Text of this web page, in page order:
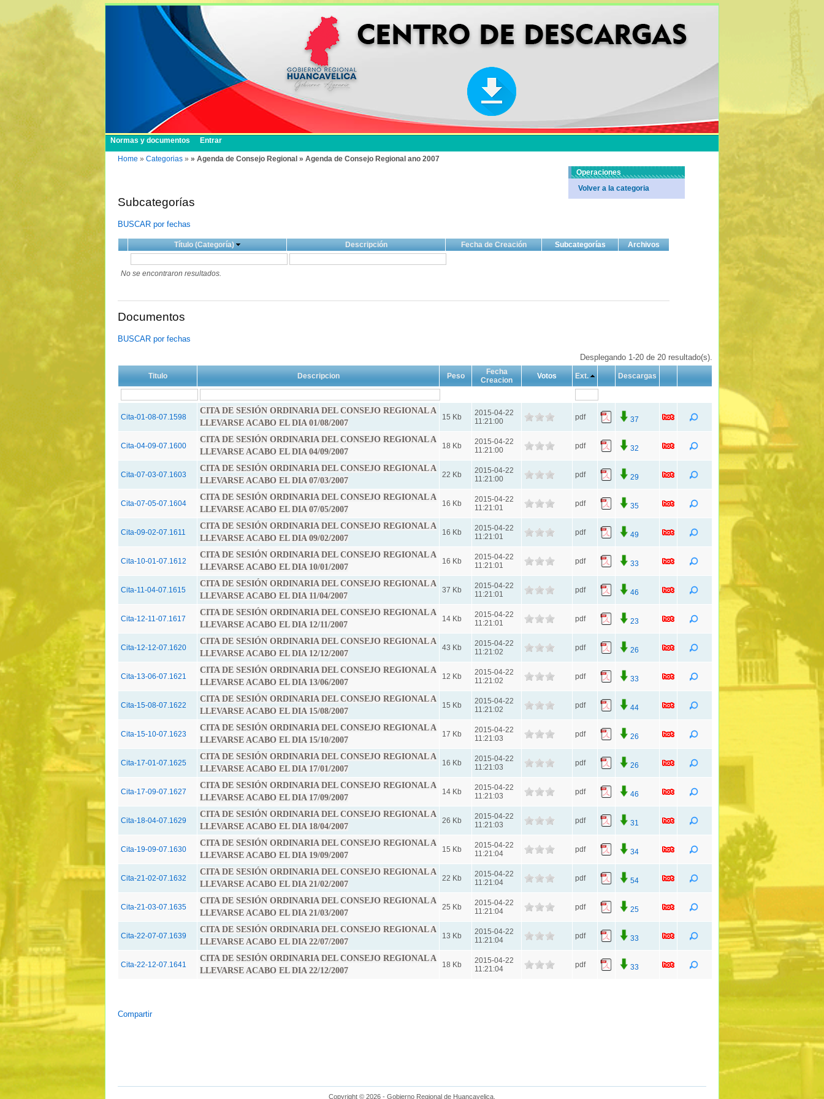
Normas y documentos Entrar
Home » Categorias » » Agenda de Consejo Regional » Agenda de Consejo Regional ano 2007
Subcategorías
BUSCAR por fechas
Título (Categoría) Descripción Fecha de Creación Subcategorías Archivos
No se encontraron resultados.
Documentos
BUSCAR por fechas
Desplegando 1-20 de 20 resultado(s).
Titulo Descripcion Peso
Fecha
Creacion
Votos Ext. Descargas
Cita-01-08-07.1598
CITA DE SESIÓN ORDINARIA DEL CONSEJO REGIONAL A
LLEVARSE ACABO EL DIA 01/08/2007
15 Kb
2015-04-22
11:21:00
pdf 37
Cita-04-09-07.1600
CITA DE SESIÓN ORDINARIA DEL CONSEJO REGIONAL A
LLEVARSE ACABO EL DIA 04/09/2007
18 Kb
2015-04-22
11:21:00
pdf 32
Cita-07-03-07.1603
CITA DE SESIÓN ORDINARIA DEL CONSEJO REGIONAL A
LLEVARSE ACABO EL DIA 07/03/2007
22 Kb
2015-04-22
11:21:00
pdf 29
Cita-07-05-07.1604
CITA DE SESIÓN ORDINARIA DEL CONSEJO REGIONAL A
LLEVARSE ACABO EL DIA 07/05/2007
16 Kb
2015-04-22
11:21:01
pdf 35
Cita-09-02-07.1611
CITA DE SESIÓN ORDINARIA DEL CONSEJO REGIONAL A
LLEVARSE ACABO EL DIA 09/02/2007
16 Kb
2015-04-22
11:21:01
pdf 49
Cita-10-01-07.1612
CITA DE SESIÓN ORDINARIA DEL CONSEJO REGIONAL A
LLEVARSE ACABO EL DIA 10/01/2007
16 Kb
2015-04-22
11:21:01
pdf 33
Cita-11-04-07.1615
CITA DE SESIÓN ORDINARIA DEL CONSEJO REGIONAL A
LLEVARSE ACABO EL DIA 11/04/2007
37 Kb
2015-04-22
11:21:01
pdf 46
Cita-12-11-07.1617
CITA DE SESIÓN ORDINARIA DEL CONSEJO REGIONAL A
LLEVARSE ACABO EL DIA 12/11/2007
14 Kb
2015-04-22
11:21:01
pdf 23
Cita-12-12-07.1620
CITA DE SESIÓN ORDINARIA DEL CONSEJO REGIONAL A
LLEVARSE ACABO EL DIA 12/12/2007
43 Kb
2015-04-22
11:21:02
pdf 26
Cita-13-06-07.1621
CITA DE SESIÓN ORDINARIA DEL CONSEJO REGIONAL A
LLEVARSE ACABO EL DIA 13/06/2007
12 Kb
2015-04-22
11:21:02
pdf 33
Cita-15-08-07.1622
CITA DE SESIÓN ORDINARIA DEL CONSEJO REGIONAL A
LLEVARSE ACABO EL DIA 15/08/2007
15 Kb
2015-04-22
11:21:02
pdf 44
Cita-15-10-07.1623
CITA DE SESIÓN ORDINARIA DEL CONSEJO REGIONAL A
LLEVARSE ACABO EL DIA 15/10/2007
17 Kb
2015-04-22
11:21:03
pdf 26
Cita-17-01-07.1625
CITA DE SESIÓN ORDINARIA DEL CONSEJO REGIONAL A
LLEVARSE ACABO EL DIA 17/01/2007
16 Kb
2015-04-22
11:21:03
pdf 26
Cita-17-09-07.1627
CITA DE SESIÓN ORDINARIA DEL CONSEJO REGIONAL A
LLEVARSE ACABO EL DIA 17/09/2007
14 Kb
2015-04-22
11:21:03
pdf 46
Cita-18-04-07.1629
CITA DE SESIÓN ORDINARIA DEL CONSEJO REGIONAL A
LLEVARSE ACABO EL DIA 18/04/2007
26 Kb
2015-04-22
11:21:03
pdf 31
Cita-19-09-07.1630
CITA DE SESIÓN ORDINARIA DEL CONSEJO REGIONAL A
LLEVARSE ACABO EL DIA 19/09/2007
15 Kb
2015-04-22
11:21:04
pdf 34
Cita-21-02-07.1632
CITA DE SESIÓN ORDINARIA DEL CONSEJO REGIONAL A
LLEVARSE ACABO EL DIA 21/02/2007
22 Kb
2015-04-22
11:21:04
pdf 54
Cita-21-03-07.1635
CITA DE SESIÓN ORDINARIA DEL CONSEJO REGIONAL A
LLEVARSE ACABO EL DIA 21/03/2007
25 Kb
2015-04-22
11:21:04
pdf 25
Cita-22-07-07.1639
CITA DE SESIÓN ORDINARIA DEL CONSEJO REGIONAL A
LLEVARSE ACABO EL DIA 22/07/2007
13 Kb
2015-04-22
11:21:04
pdf 33
Cita-22-12-07.1641
CITA DE SESIÓN ORDINARIA DEL CONSEJO REGIONAL A
LLEVARSE ACABO EL DIA 22/12/2007
18 Kb
2015-04-22
11:21:04
pdf 33
Compartir
Operaciones
Volver a la categoria
Copyright © 2026 - Gobierno Regional de Huancavelica.